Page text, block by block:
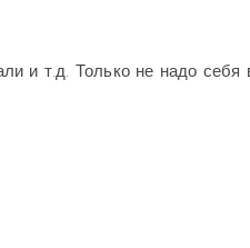
и т.д. Только не надо себя